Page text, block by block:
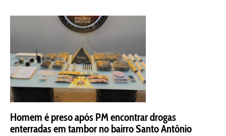
Homem é preso após PM encontrar drogas
enterradas em tambor no bairro Santo Antônio